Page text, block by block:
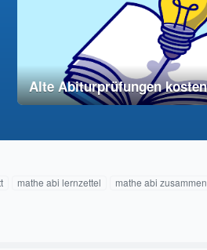
Alte Abiturprüfungen
mathe abi lernzettel mathe abi